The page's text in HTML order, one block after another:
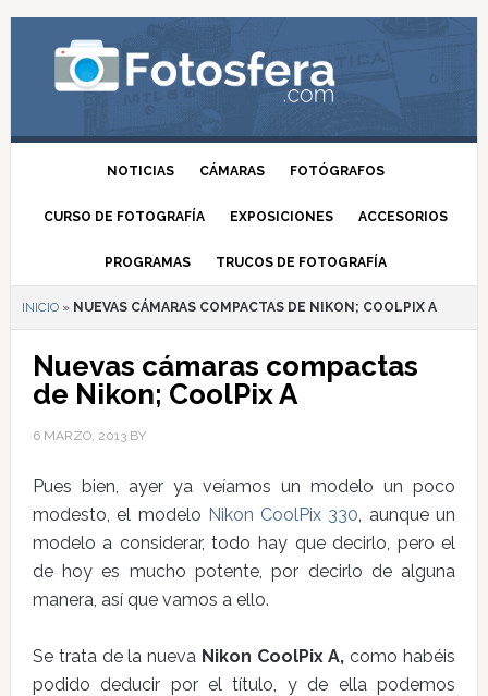
NOTICIAS CÁMARAS FOTÓGRAFOS
CURSO DE FOTOGRAFÍA EXPOSICIONES ACCESORIOS
PROGRAMAS TRUCOS DE FOTOGRAFÍA
INICIO» NUEVAS CÁMARAS COMPACTAS DE NIKON; COOLPIX A
Nuevas cámaras compactas
de Nikon; CoolPix A
6 MARZO, 2013BY
Pues bien, ayer ya veíamos un modelo un poco
modesto, el modelo Nikon CoolPix 330, aunque un
modelo a considerar, todo hay que decirlo, pero el
de hoy es mucho potente, por decirlo de alguna
manera, así que vamos a ello.
Se trata de la nueva Nikon CoolPix A, como habéis
podido deducir por el título, y de ella podemos